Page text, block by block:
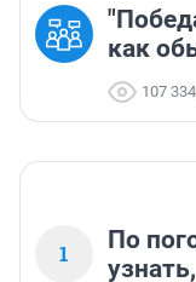
как
107 334
1
По